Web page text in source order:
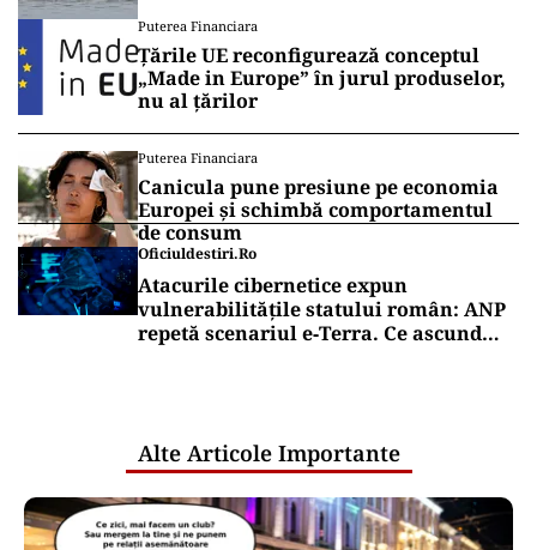
Puterea Financiara
Țările UE reconfigurează conceptul
„Made in Europe” în jurul produselor,
nu al țărilor
Puterea Financiara
Canicula pune presiune pe economia
Europei și schimbă comportamentul
de consum
Oficiuldestiri.ro
Atacurile cibernetice expun
vulnerabilitățile statului român: ANP
repetă scenariul e‑Terra. Ce ascund
Alte Articole Importante